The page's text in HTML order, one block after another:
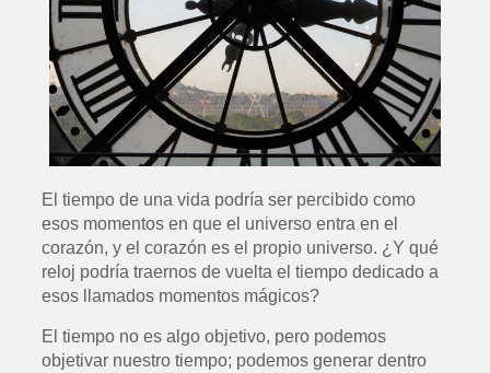
El tiempo de una vida podría ser percibido como
esos momentos en que el universo entra en el
corazón, y el corazón es el propio universo. ¿Y qué
reloj podría traernos de vuelta el tiempo dedicado a
esos llamados momentos mágicos?
El tiempo no es algo objetivo, pero podemos
objetivar nuestro tiempo; podemos generar dentro